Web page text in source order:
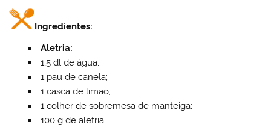
Ingredientes:
Aletria:
1,5 dl de água;
1 pau de canela;
1 casca de limão;
1 colher de sobremesa de manteiga;
100 g de aletria;